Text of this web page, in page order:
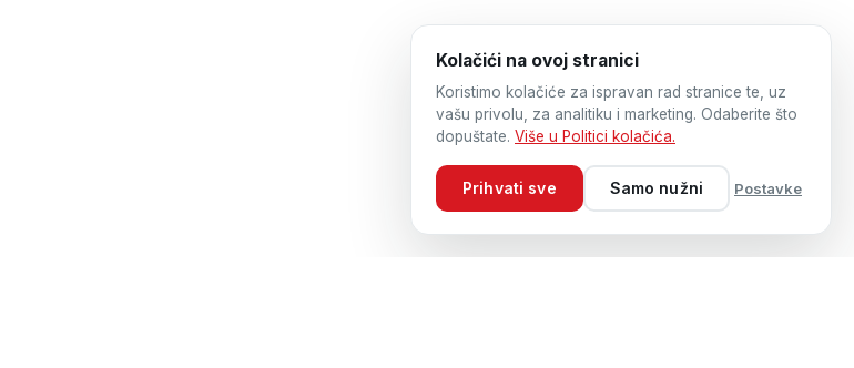
Kolačići na ovoj stranici
Koristimo kolačiće za ispravan rad stranice te, uz
vašu privolu, za analitiku i marketing. Odaberite što
dopuštate. Više u Politici kolačića.
Prihvati sve Samo nužni Postavke